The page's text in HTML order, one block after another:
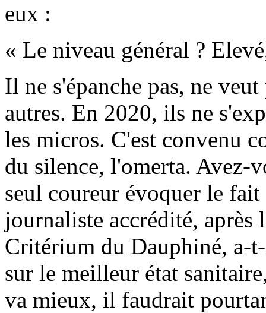
eux :
« Le niveau général ?
Il ne s'épanche pas, ne
autres. En 2020, ils ne
les micros. C'est convenu
du silence, l'omerta. Avez-
seul coureur évoquer le
journaliste accrédité, après
Critérium du Dauphiné, a-
sur le meilleur état
va mieux, il faudrait